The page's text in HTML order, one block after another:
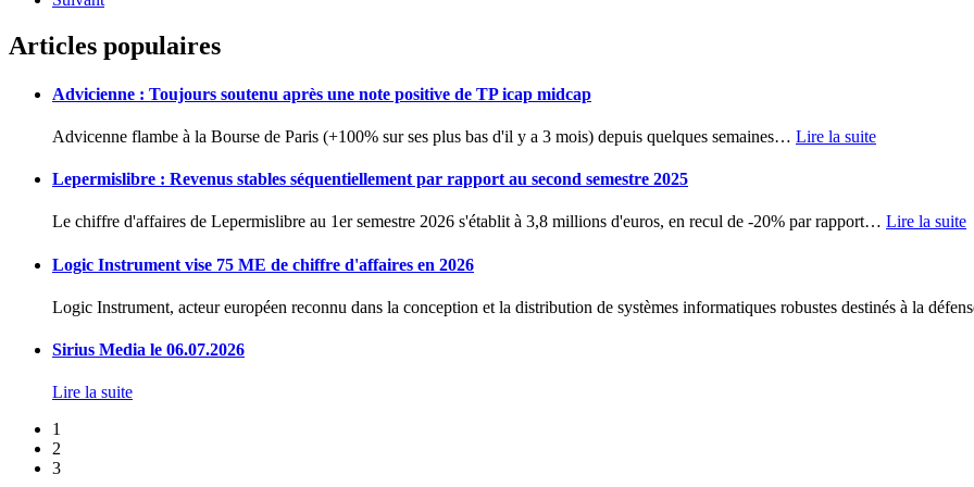
Articles populaires
Advicienne : Toujours soutenu après une note positive de TP icap midcap
Advicenne flambe à la Bourse de Paris (+100% sur ses plus bas d'il y a 3 mois) depuis quelques semaines… Lire la suite
Lepermislibre : Revenus stables séquentiellement par rapport au second semestre 2025
Le chiffre d'affaires de Lepermislibre au 1er semestre 2026 s'établit à 3,8 millions d'euros, en recul de -20% par rapport… Lire la suite
Logic Instrument vise 75 ME de chiffre d'affaires en 2026
Logic Instrument, acteur européen reconnu dans la conception et la distribution de systèmes informatiques robustes destinés à la
Sirius Media le 06.07.2026
Lire la suite
1
2
3